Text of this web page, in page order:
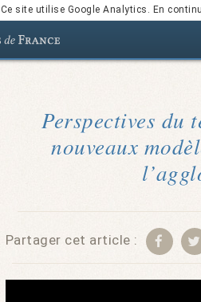
Ce site utilise Google Analytics. En
Perspectives du
nouveaux
Partager cet article :